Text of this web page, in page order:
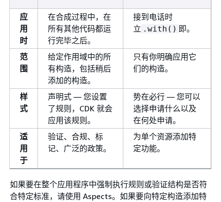
应
用
时
在合成过程中，在
所有其他代码都运
行完毕之后。
接到电话时
立 .with() 即。
范
围
给定作用域中的所
有构造，包括稍后
添加的构造。
只有你明确应用它
们的构造。
样
式
声明式 — 您设置
了规则，CDK 就会
应用该规则。
势在必行 — 您可以
选择申请什么以及
在何处申请。
适
用
于
验证、合规、标
记、广泛的政策。
为单个资源添加特
定功能。
如果要在整个应用程序中强制执行规则或验证结构是否符
合特定标准，请使用 Aspects。如果要向特定构造添加特